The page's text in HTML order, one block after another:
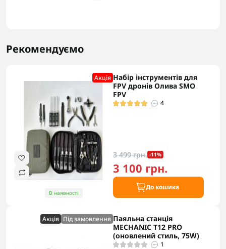
Рекомендуємо
Акцiя
В наявності
Набір інструментів для
FPV дронів Олива SMO
FPV
4
3 499 грн. -11%
3 100 грн.
До кошика
Акцiя Під замовлення Паяльна станція
MECHANIC T12 PRO
(оновлений стиль, 75W)
1